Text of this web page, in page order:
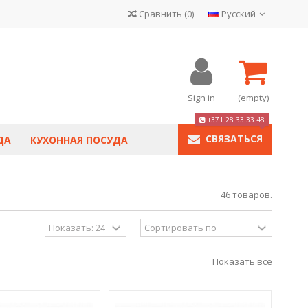
Русский
Сравнить (0)
(empty)
Sign in
КУХОННАЯ ПОСУДА СВЯЗАТЬСЯ
+371 28 33 33 48
46 товаров.
Показать все